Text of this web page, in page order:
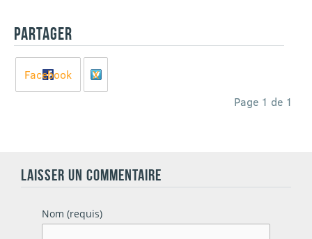
PARTAGER
Facebook
X
Page 1 de 1
LAISSER UN COMMENTAIRE
Nom (requis)